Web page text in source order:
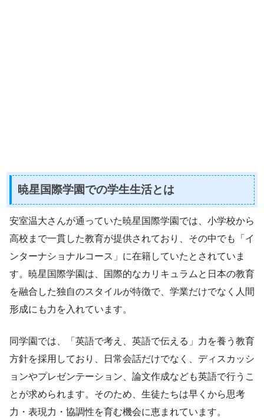
暁星国際学園での学生生活とは
安室温大さんが通っていた暁星国際学園では、小学校から
高校まで一貫した教育が提供されており、その中でも「イ
ンターナショナルコース」に在籍していたとされていま
す。暁星国際学園は、国際的なカリキュラムと日本の教育
を融合した独自のスタイルが特徴で、学業だけでなく人間
形成にも力を入れています。
同学園では、「英語で考え、英語で伝える」力を養う教育
方針を採用しており、日常会話だけでなく、ディスカッシ
ョンやプレゼンテーション、論文作成なども英語で行うこ
とが求められます。そのため、生徒たちは早くから思考
力・表現力・協調性を育む機会に恵まれています。